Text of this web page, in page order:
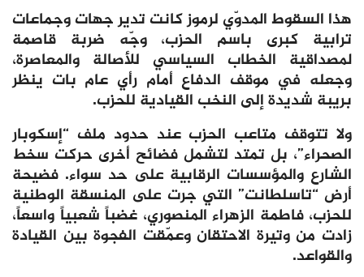
هذا السقوط المدوّي لرموز كانت تدير جهات وجماعات
ترابية كبرى باسم الحزب، وجّه ضربة قاصمة
لمصداقية الخطاب السياسي للأصالة والمعاصرة،
وجعله في موقف الدفاع أمام رأي عام بات ينظر
بريبة شديدة إلى النخب القيادية للحزب.
ولا تتوقف متاعب الحزب عند حدود ملف “إسكوبار
الصحراء”، بل تمتد لتشمل فضائح أخرى حركت سخط
الشارع والمؤسسات الرقابية على حد سواء. فضيحة
أرض “تاسلطانت” التي جرت على المنسقة الوطنية
للحزب، فاطمة الزهراء المنصوري، غضباً شعبياً واسعاً،
زادت من وتيرة الاحتقان وعمّقت الفجوة بين القيادة
والقواعد.